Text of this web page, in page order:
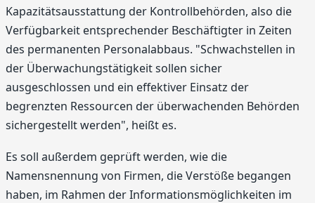
Kapazitätsausstattung der Kontrollbehörden, also die
Verfügbarkeit entsprechender Beschäftigter in Zeiten
des permanenten Personalabbaus. "Schwachstellen in
der Überwachungstätigkeit sollen sicher
ausgeschlossen und ein effektiver Einsatz der
begrenzten Ressourcen der überwachenden Behörden
sichergestellt werden", heißt es.
Es soll außerdem geprüft werden, wie die
Namensnennung von Firmen, die Verstöße begangen
haben, im Rahmen der Informationsmöglichkeiten im